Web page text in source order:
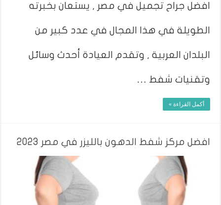
افضل جراح تجميل في مصر , يستعان بخبرته
الطويلة في هذا المجال في عدد كبير من
البلدان العربية , وتقدم العيادة أحدث وسائل
وتقنيات شفط …
أكمل القراءة »
افضل مركز شفط الدهون بالليزر في مصر 2023